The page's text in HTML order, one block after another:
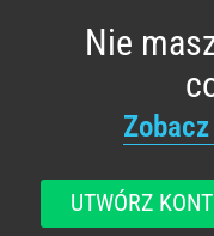
Nie
UTWÓRZ